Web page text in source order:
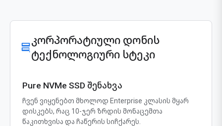
კორპორატიული დონის
ტექნოლოგიური სტეკი
Pure NVMe SSD შენახვა
ჩვენ ვიყენებთ მხოლოდ Enterprise კლასის მყარ
დისკებს, რაც 10-ჯერ ზრდის მონაცემთა
წაკითხვისა და ჩაწერის სიჩქარეს.